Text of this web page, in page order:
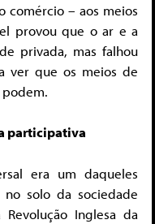
comércio – aos meios
provou que o ar e a
privada, mas falhou
ver que os meios de
participativa
era um daqueles
solo da sociedade
Inglesa da